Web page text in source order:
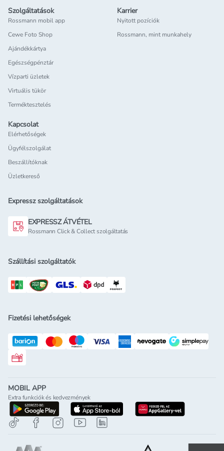
Szolgáltatások
Rossmann mobil app
Cewe Foto Shop
Ajándékkártya
Egészségpénztár
Vízparti üzletek
Virtuális tükör
Terméktesztelés
Karrier
Nyitott pozíciók
Rossmann, mint munkahely
Kapcsolat
Elérhetőségek
Ügyfélszolgálat
Beszállítóknak
Üzletkereső
Expressz szolgáltatások
EXPRESSZ ÁTVÉTEL
Rossmann Click & Collect szolgáltatás
Szállítási szolgáltatók
Fizetési lehetőségek
Rossmann ajándékkártya
MOBIL APP
Extra funkciók és kedvezmények
letöltés a google-play-rölletöltés az app-store-ból
letöltés